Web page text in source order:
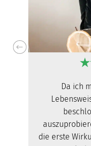
Da ich
die erste